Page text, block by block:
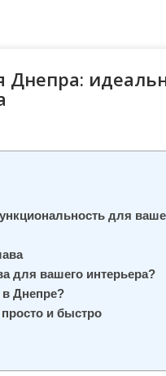
Днепра:
для
для вашего интерьера?
Днепре?
и быстро